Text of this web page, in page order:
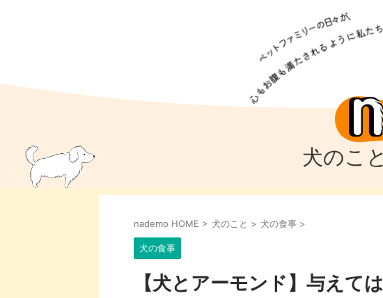
犬のこと
犬のこと
犬のしつけ
犬のアイテム
猫のこと
猫のしつけ
猫のアイテム
ペットフード
nademo HOME > 犬のこと > 犬の食事 >
犬の食事
【犬とアーモンド】与えて